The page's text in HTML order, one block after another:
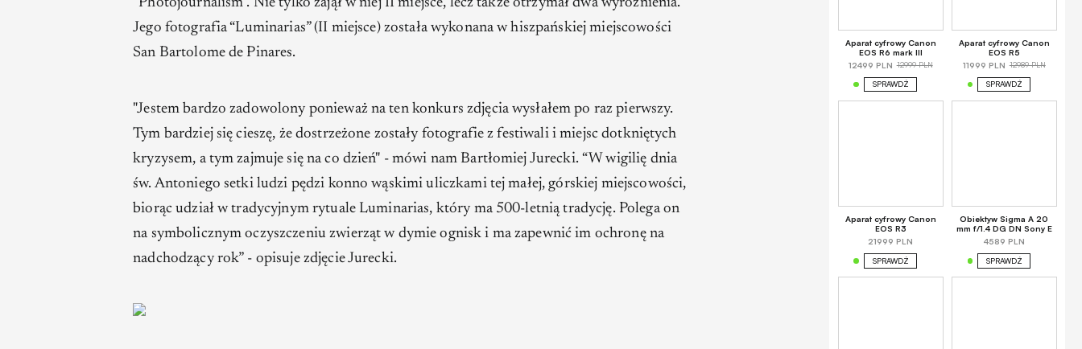
Jego fotografia “Luminarias” (II miejsce) została wykonana w hiszpańskiej miejscowości
San Bartolome de Pinares.
"Jestem bardzo zadowolony ponieważ na ten konkurs zdjęcia wysłałem po raz pierwszy.
Tym bardziej się cieszę, że dostrzeżone zostały fotografie z festiwali i miejsc dotkniętych
kryzysem, a tym zajmuje się na co dzień" - mówi nam Bartłomiej Jurecki.“W wigilię dnia
św. Antoniego setki ludzi pędzi konno wąskimi uliczkami tej małej, górskiej miejscowości,
biorąc udział w tradycyjnym rytuale Luminarias, który ma 500-letnią tradycję. Polega on
na symbolicznym oczyszczeniu zwierząt w dymie ognisk i ma zapewnić im ochronę na
nadchodzący rok” - opisuje zdjęcie Jurecki.
Aparat cyfrowy Canon
EOS R6 mark III
12499 PLN 12999 PLN
SPRAWDŹ
Aparat cyfrowy Canon
EOS R5
11999 PLN 12989 PLN
SPRAWDŹ
Aparat cyfrowy Canon
EOS R3
21999 PLN
SPRAWDŹ
Obiektyw Sigma A 20
mm f/1.4 DG DN Sony E
4589 PLN
SPRAWDŹ